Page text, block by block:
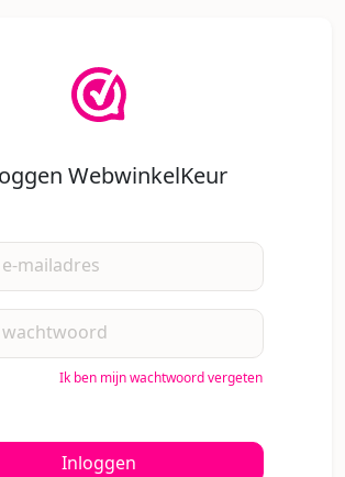
WebwinkelKeur
mailadres
wachtwoord
Ik ben mijn wachtwoord vergeten
Inloggen